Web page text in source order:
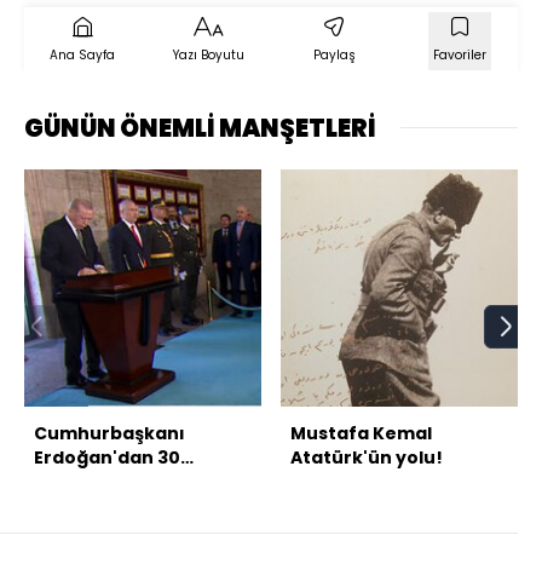
Ana Sayfa Yazı Boyutu Paylaş Favoriler
GÜNÜN ÖNEMLİ MANŞETLERİ
Cumhurbaşkanı
Erdoğan'dan 30
Mustafa Kemal
Atatürk'ün yolu!